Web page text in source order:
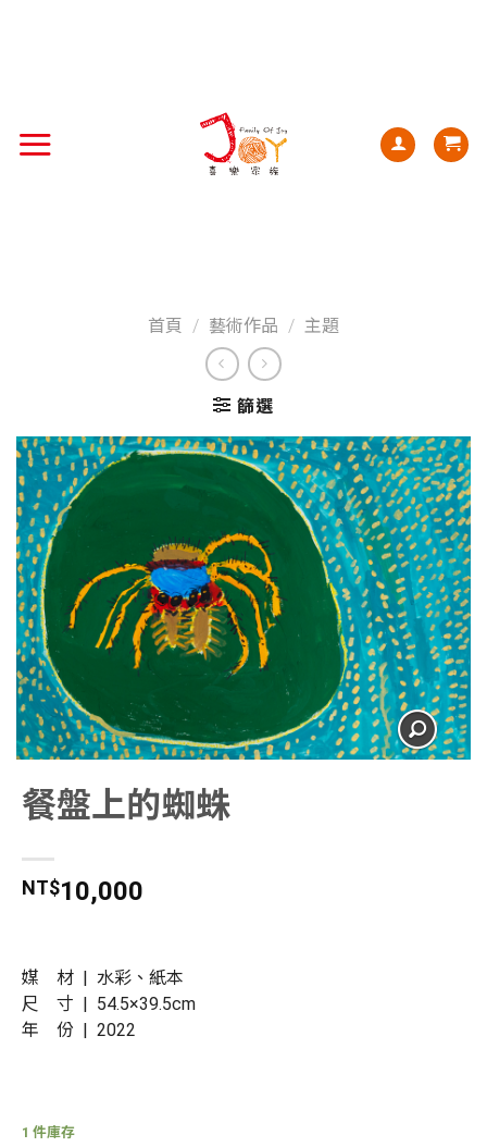
首頁 / 藝術作品 / 主題
篩選
餐盤上的蜘蛛
NT$10,000
媒 材 | 水彩、紙本
尺 寸 | 54.5×39.5cm
年 份 | 2022
1 件庫存